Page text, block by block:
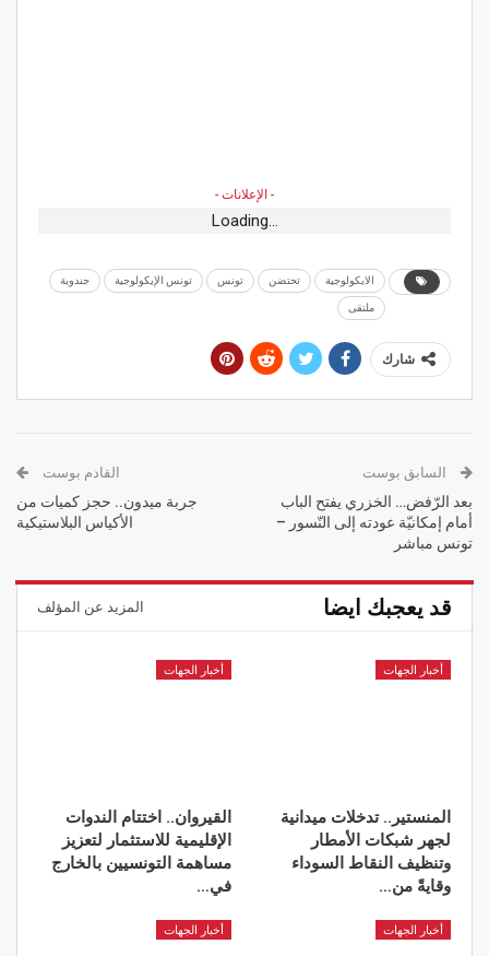
- الإعلانات -
Loading...
الايكولوجية تحتضن تونس تونس الإيكولوجية جندوبة
ملتقى
شارك
السابق بوست
بعد الرّفض… الخزري يفتح الباب
أمام إمكانيّة عودته إلى النّسور –
تونس مباشر
القادم بوست
جربة ميدون.. حجز كميات من
الأكياس البلاستيكية
قد يعجبك ايضا المزيد عن المؤلف
أخبار الجهات
المنستير.. تدخلات ميدانية
لجهر شبكات الأمطار
وتنظيف النقاط السوداء
وقايةً من…
أخبار الجهات
القيروان.. اختتام الندوات
الإقليمية للاستثمار لتعزيز
مساهمة التونسيين بالخارج
في…
أخبار الجهات أخبار الجهات